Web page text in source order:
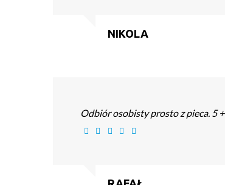
NIKOLA
Odbiór osobisty prosto z pieca. 5 +